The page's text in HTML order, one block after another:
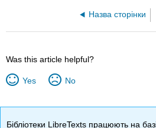
Назва сторінки
Was this article helpful?
Yes No
Бібліотеки LibreTexts працюють на